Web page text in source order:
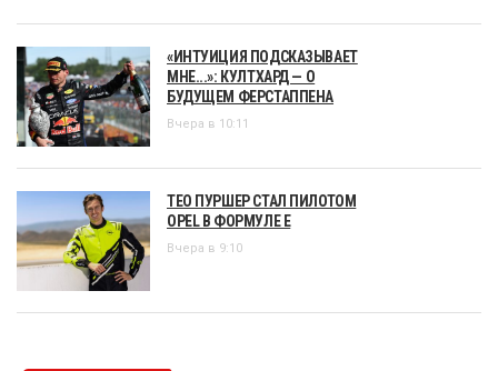
«ИНТУИЦИЯ ПОДСКАЗЫВАЕТ
МНЕ...»: КУЛТХАРД — О
БУДУЩЕМ ФЕРСТАППЕНА
Вчера в 10:11
ТЕО ПУРШЕР СТАЛ ПИЛОТОМ
OPEL В ФОРМУЛЕ Е
Вчера в 9:10